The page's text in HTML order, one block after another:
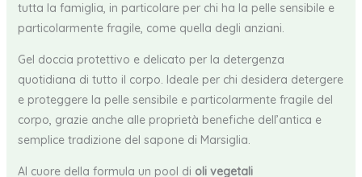
tutta la famiglia, in particolare per chi ha la pelle sensibile e
particolarmente fragile, come quella degli anziani.
Gel doccia protettivo e delicato per la detergenza
quotidiana di tutto il corpo. Ideale per chi desidera detergere
e proteggere la pelle sensibile e particolarmente fragile del
corpo, grazie anche alle proprietà benefiche dell’antica e
semplice tradizione del sapone di Marsiglia.
Al cuore della formula un pool di oli vegetali